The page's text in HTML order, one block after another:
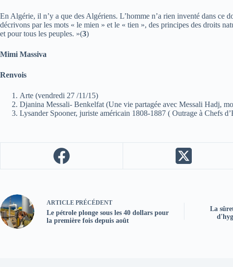
En Algérie, il n’y a que des Algériens. L’homme n’a rien inventé dans ce
décrivons par les mots « le mien » et le « tien », des principes des droits
et pour tous les peuples. »(3)
Mimi Massiva
Renvois
Arte (vendredi 27 /11/15)
Djanina Messali- Benkelfat (Une vie partagée avec Messali Hadj,
Lysander Spooner, juriste américain 1808-1887 ( Outrage à Chefs
ARTICLE PRÉCÉDENT
Le pétrole plonge sous les 40 dollars pour
la première fois depuis août
La